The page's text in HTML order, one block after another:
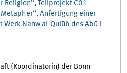
Religion“, Teilprojekt C01
Anfertigung einer
Naḥw al-Qulūb des Abū l-
(Koordinatorin) der Bonn